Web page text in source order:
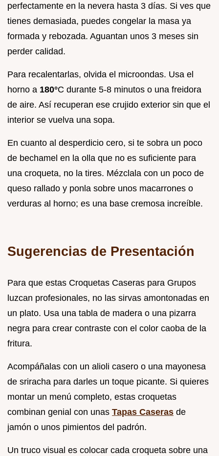
perfectamente en la nevera hasta 3 días. Si ves que
tienes demasiada, puedes congelar la masa ya
formada y rebozada. Aguantan unos 3 meses sin
perder calidad.
Para recalentarlas, olvida el microondas. Usa el
horno a 180°C durante 5-8 minutos o una freidora
de aire. Así recuperan ese crujido exterior sin que el
interior se vuelva una sopa.
En cuanto al desperdicio cero, si te sobra un poco
de bechamel en la olla que no es suficiente para
una croqueta, no la tires. Mézclala con un poco de
queso rallado y ponla sobre unos macarrones o
verduras al horno; es una base cremosa increíble.
Sugerencias de Presentación
Para que estas Croquetas Caseras para Grupos
luzcan profesionales, no las sirvas amontonadas en
un plato. Usa una tabla de madera o una pizarra
negra para crear contraste con el color caoba de la
fritura.
Acompáñalas con un alioli casero o una mayonesa
de sriracha para darles un toque picante. Si quieres
montar un menú completo, estas croquetas
combinan genial con unas Tapas Caseras de
jamón o unos pimientos del padrón.
Un truco visual es colocar cada croqueta sobre una